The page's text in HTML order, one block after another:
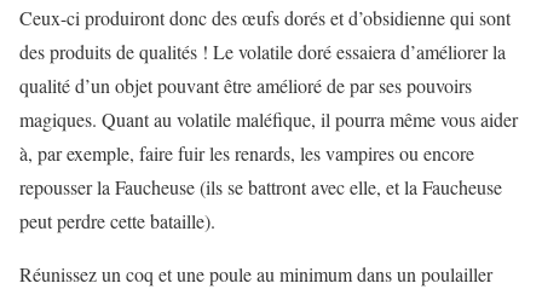
Ceux-ci produiront donc des œufs dorés et d’obsidienne qui sont
des produits de qualités ! Le volatile doré essaiera d’améliorer la
qualité d’un objet pouvant être amélioré de par ses pouvoirs
magiques. Quant au volatile maléfique, il pourra même vous aider
à, par exemple, faire fuir les renards, les vampires ou encore
repousser la Faucheuse (ils se battront avec elle, et la Faucheuse
peut perdre cette bataille).
Réunissez un coq et une poule au minimum dans un poulailler